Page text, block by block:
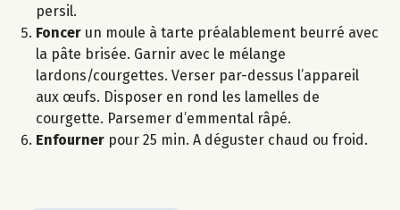
persil.
Foncer un moule à tarte préalablement beurré avec
la pâte brisée. Garnir avec le mélange
lardons/courgettes. Verser par-dessus l’appareil
aux œufs. Disposer en rond les lamelles de
courgette. Parsemer d’emmental râpé.
Enfourner pour 25 min. A déguster chaud ou froid.